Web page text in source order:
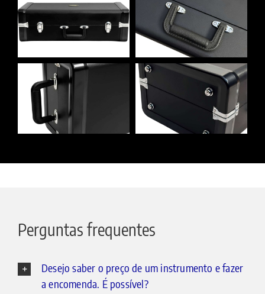
Perguntas frequentes
Desejo saber o preço de um instrumento e fazer
a encomenda. É possível?